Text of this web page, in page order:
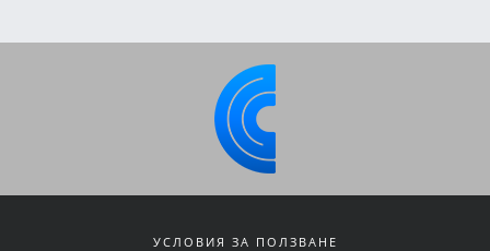
УСЛОВИЯ ЗА ПОЛЗВАНЕ